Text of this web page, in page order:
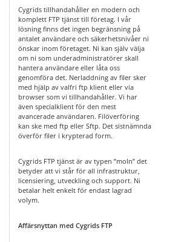
Cygrids tillhandahåller en modern och
komplett FTP tjänst till företag. I vår
lösning finns det ingen begränsning på
antalet användare och säkerhetsnivåer ni
önskar inom företaget. Ni kan själv välja
om ni som underadministratörer skall
hantera användare eller låta oss
genomföra det. Nerladdning av filer sker
med hjälp av valfri ftp klient eller via
browser som vi tillhandahåller. Vi har
även specialklient för den mest
avancerade användaren. Filöverföring
kan ske med ftp eller Sftp. Det sistnämnda
överför filer i krypterad form.
Cygrids FTP tjänst är av typen ”moln” det
betyder att vi står för all infrastruktur,
licensiering, utveckling och support. Ni
betalar helt enkelt för endast lagrad
volym.
Affärsnyttan med Cygrids FTP